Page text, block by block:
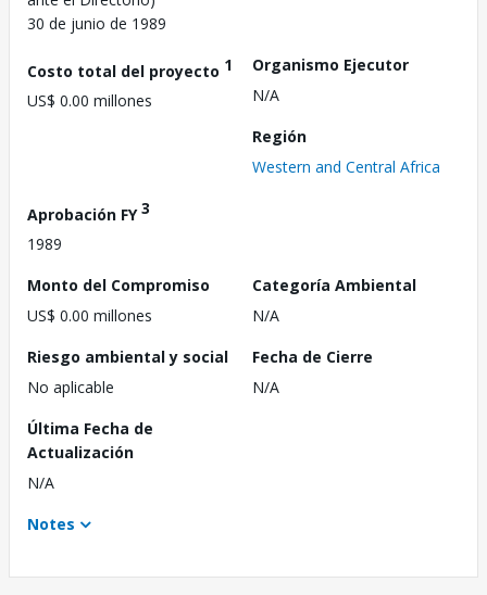
30 de junio de 1989
Costo total del proyecto 1
US$ 0.00 millones
Organismo Ejecutor
N/A
Región
Western and Central Africa
Aprobación FY3
1989
Monto del Compromiso
US$ 0.00 millones
Categoría Ambiental
N/A
Riesgo ambiental y social
No aplicable
Fecha de Cierre
N/A
Última Fecha de
Actualización
N/A
Notes